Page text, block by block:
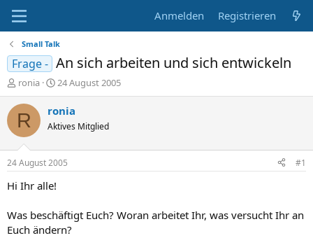
Anmelden Registrieren
Small Talk
Frage - An sich arbeiten und sich entwickeln
E
r
s
t
e
r
ronia
E
r
s
e
l
t
24 August 2005
R ronia
Aktives Mitglied
24 August 2005 #1
Hi Ihr alle!
Was beschäftigt Euch? Woran arbeitet Ihr, was versucht Ihr an
Euch ändern?